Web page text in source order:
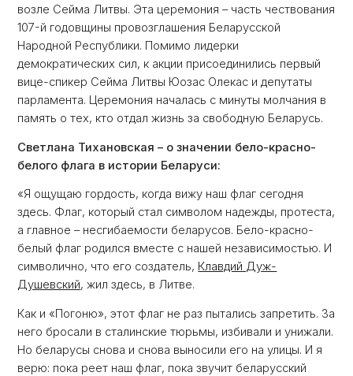
возле Сейма Литвы. Эта церемония – часть чествования
107-й годовщины провозглашения Беларусской
Народной Республики. Помимо лидерки
демократических сил, к акции присоединились первый
вице-спикер Сейма Литвы Юозас Олекас и депутаты
парламента. Церемония началась с минуты молчания в
память о тех, кто отдал жизнь за свободную Беларусь.
Светлана Тихановская – о значении бело-красно-
белого флага в истории Беларуси:
«Я ощущаю гордость, когда вижу наш флаг сегодня
здесь. Флаг, который стал символом надежды, протеста,
а главное – несгибаемости беларусов. Бело-красно-
белый флаг родился вместе с нашей независимостью. И
символично, что его создатель, Клавдий Дуж-
Душевский, жил здесь, в Литве.
Как и «Погоню», этот флаг не раз пытались запретить. За
него бросали в сталинские тюрьмы, избивали и унижали.
Но беларусы снова и снова выносили его на улицы. И я
верю: пока реет наш флаг, пока звучит беларусский